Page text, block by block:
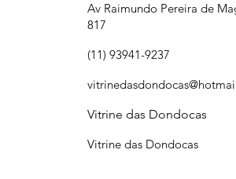
Av Raimundo Pereira de
817
(11) 93941-9237
Vitrine das Dondocas
Vitrine das Dondocas